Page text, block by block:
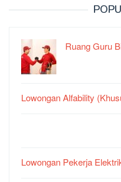
Ruang Guru
Lowongan Alfability
Lowongan Pekerja